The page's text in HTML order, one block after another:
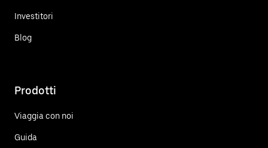
Investitori
Blog
Prodotti
Viaggia con noi
Guida